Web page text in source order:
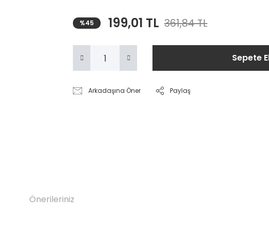
%45 199,01 TL 361,84 TL
Sepete
Arkadaşına Öner Paylaş
Önerileriniz